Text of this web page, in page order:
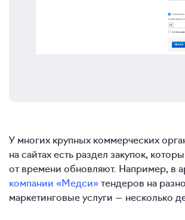
У многих крупных коммерческих
на сайтах есть раздел закупок,
от времени обновляют. Например, в
компании «Медси»тендеров на
маркетинговые услуги — несколько